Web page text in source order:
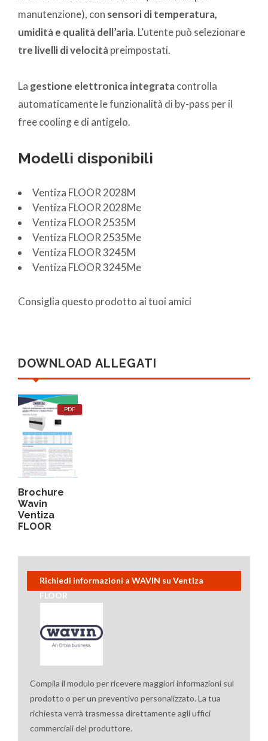
manutenzione), con sensori di temperatura,
umidità e qualità dell’aria. L’utente può selezionare
tre livelli di velocitàpreimpostati.
La gestione elettronica integratacontrolla
automaticamente le funzionalità di by-pass per il
free cooling e di antigelo.
Modelli disponibili
Ventiza FLOOR 2028M
Ventiza FLOOR 2028Me
Ventiza FLOOR 2535M
Ventiza FLOOR 2535Me
Ventiza FLOOR 3245M
Ventiza FLOOR 3245Me
Consiglia questo prodotto ai tuoi amici
DOWNLOAD ALLEGATI
PDF
Brochure
Wavin
Ventiza
FLOOR
Richiedi informazioni a WAVIN su Ventiza
FLOOR
Compila il modulo per ricevere maggiori informazioni sul
prodotto o per un preventivo personalizzato. La tua
richiesta verrà trasmessa direttamente agli uffici
commerciali del produttore.